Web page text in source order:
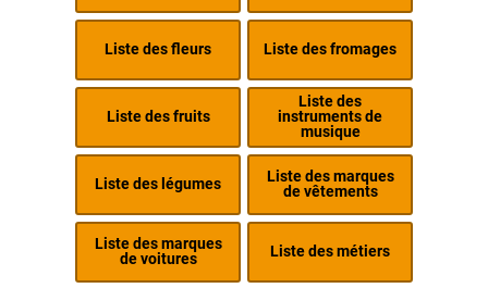
Liste des fleurs Liste des fromages
Liste des fruits
Liste des
instruments de
musique
Liste des légumes
Liste des marques
de vêtements
Liste des marques
de voitures
Liste des métiers